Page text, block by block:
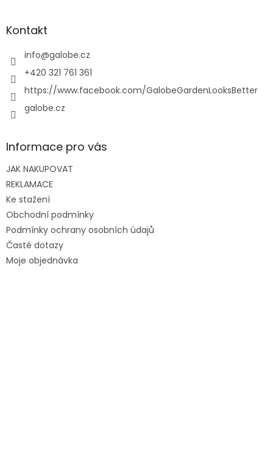
aKontakt
info@galobe.cz
+420 321 761 361
https://www.facebook.com/GalobeGardenLooksBetter
galobe.cz
Informace pro vás
JAK NAKUPOVAT
REKLAMACE
Ke stažení
Obchodní podmínky
Podmínky ochrany osobních údajů
Časté dotazy
Moje objednávka